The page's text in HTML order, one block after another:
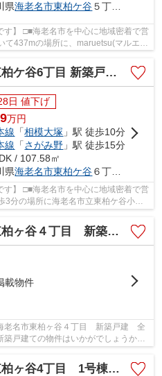
県海老名市東柏ケ谷５丁目15-27
す】 □■海老名市を中心に地域密着で営
て437mの場所に、maruetsu(マルエ
新築戸建て 全１棟【仲介手数料無料】
日 値下げ
万円
線 「相模大塚 」駅 徒歩10分
線 「さがみ野 」駅 徒歩15分
/ 107.58㎡
県海老名市東柏ケ谷６丁目12-20
す】 □■海老名市を中心に地域密着で営
3分の場所に海老名市立東柏ケ谷小学
新築戸建 全１棟【仲介手数料無料】
載物件
老名市東柏ヶ谷４丁目 新築戸建 全
築戸建ての物件はいかがでしょうか。
目 1号棟 全2棟【仲介手数料無料】